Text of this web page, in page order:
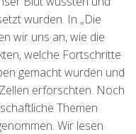
wurden. In „Die
wir uns an, wie die
welche Fortschritte
gemacht wurden und
erforschten. Noch
Themen
Wir lesen